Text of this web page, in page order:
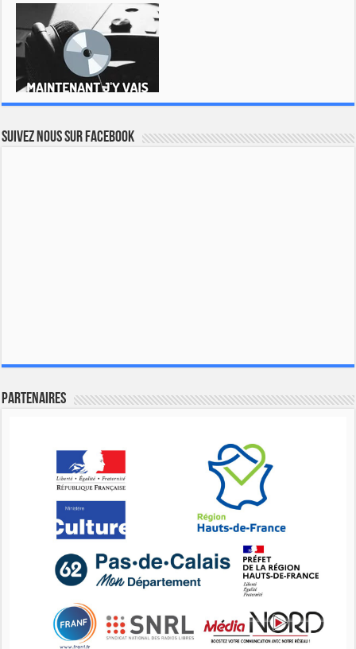
Suivez nous sur Facebook
Partenaires